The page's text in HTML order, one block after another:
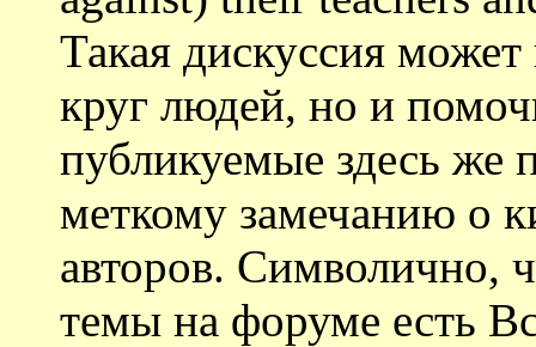
Такая дискуссия
круг людей, но и
публикуемые здесь же
меткому замечанию о
авторов. Символично,
темы на форуме есть